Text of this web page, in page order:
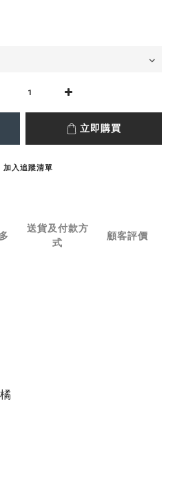
立即購買
加入追蹤清單
送貨及付款方
式
顧客評價